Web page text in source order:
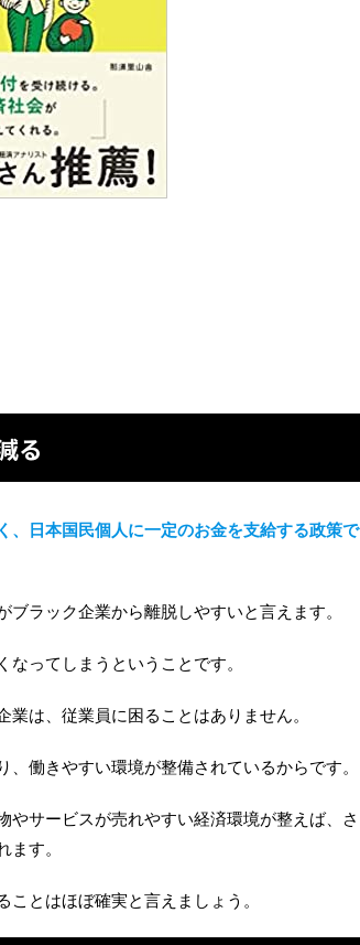
る
、日本国民個人に一定のお金を支給する政策で
ラック企業から離脱しやすいと言えます。
ってしまうということです。
は、従業員に困ることはありません。
働きやすい環境が整備されているからです。
サービスが売れやすい経済環境が整えば、さ
す。
とはほぼ確実と言えましょう。